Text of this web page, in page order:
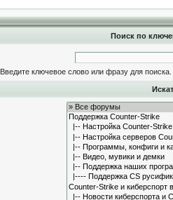
Поиск по
Введите ключевое слово или фразу для поиска.